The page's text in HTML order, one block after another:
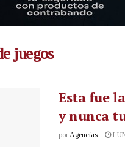
juegos
Esta fue
y nunca
porAgencias